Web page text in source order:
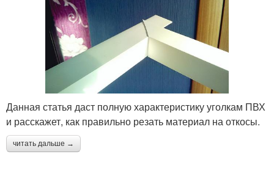
Данная статья даст полную характеристику уголкам ПВХ
и расскажет, как правильно резать материал на откосы.
читать дальше →